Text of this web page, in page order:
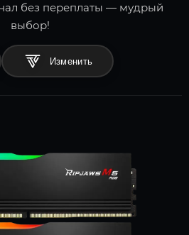
без переплаты — мудрый
выбор!